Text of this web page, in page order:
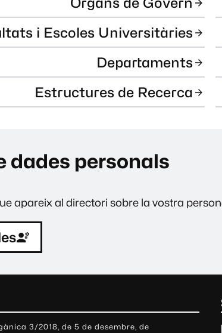
i Escoles Universitàries
Departaments
Estructures de Recerca
dades personals
apareix al directori sobre la vostra
3/2018, de 5 de desembre, de